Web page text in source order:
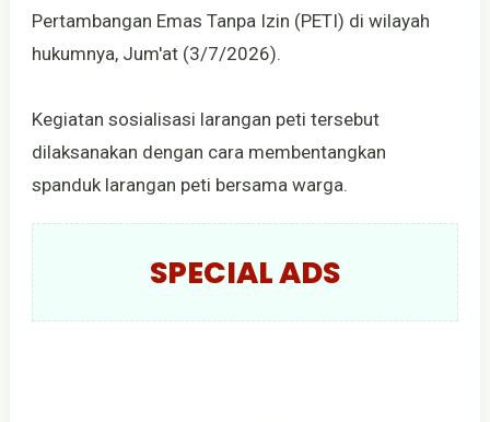
Pertambangan Emas Tanpa Izin (PETI) di wilayah
hukumnya, Jum'at (3/7/2026).
Kegiatan sosialisasi larangan peti tersebut
dilaksanakan dengan cara membentangkan
spanduk larangan peti bersama warga.
SPECIAL ADS